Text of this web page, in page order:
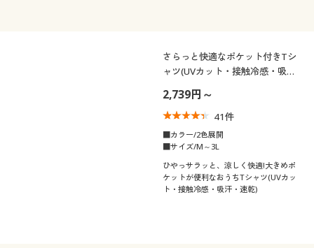
さらっと快適なポケット付きTシ
ャツ(UVカット・接触冷感・吸
2,739円～
41件
■カラー/2色展開
■サイズ/M～3L
ひやっサラッと、涼しく快適!大きめポ
ケットが便利なおうちTシャツ(UVカッ
ト・接触冷感・吸汗・速乾)